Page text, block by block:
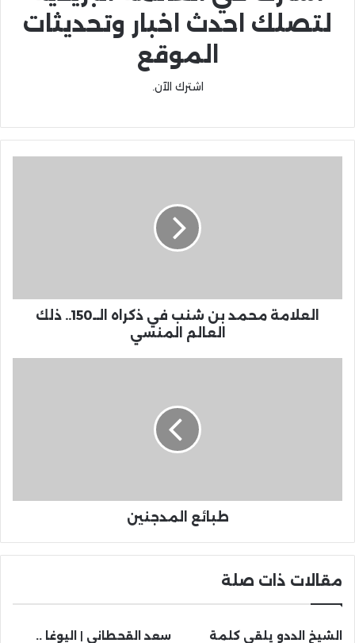
لتصلك احدث اخبار وتحديثات
الموقع
اشترك الآن.
العلامة محمد بن شنب في ذكراه الــ150.. ذلك
العالم المنسي
طبائع المدجنين
مقالات ذات صلة
الشيخ الددو يلقي كلمة سعد القحطاني | اليوغا ..